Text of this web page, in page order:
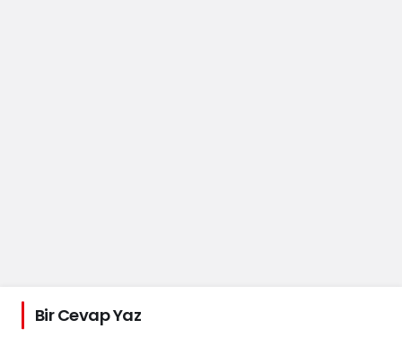
Bir Cevap Yaz